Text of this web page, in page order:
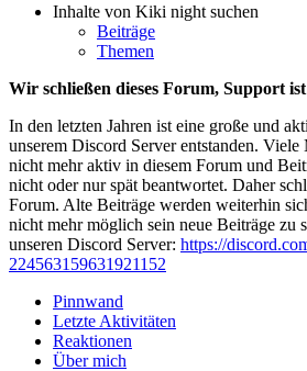
Inhalte von Kiki night suchen
Beiträge
Themen
Wir schließen dieses Forum, Support
In den letzten Jahren ist eine große und
unserem Discord Server entstanden.
nicht mehr aktiv in diesem Forum und
nicht oder nur spät beantwortet. Daher
Forum. Alte Beiträge werden weiterhin
nicht mehr möglich sein neue Beiträge zu
unseren Discord Server: https://
224563159631921152
Pinnwand
Letzte Aktivitäten
Reaktionen
Über mich